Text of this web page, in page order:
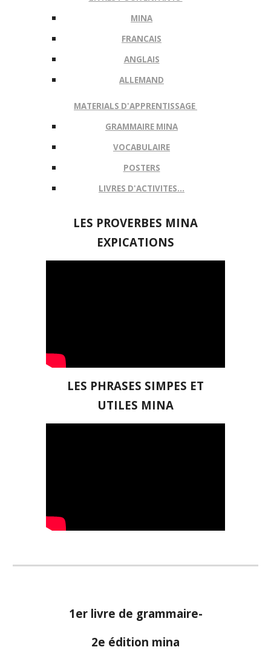
MINA
FRANCAIS
ANGLAIS
ALLEMAND
MATERIALS D'APPRENTISSAGE
GRAMMAIRE MINA
VOCABULAIRE
POSTERS
LIVRES D'ACTIVITES...
LES PROVERBES MINA
EXPICATIONS
LES PHRASES SIMPES ET
UTILES MINA
1er livre de grammaire-
2e édition mina